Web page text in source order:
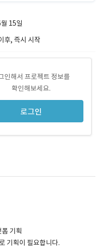
15일
후, 즉시 시작
인해서 프로젝트 정보를
확인해보세요.
로그인
기획
기획이 필요합니다.